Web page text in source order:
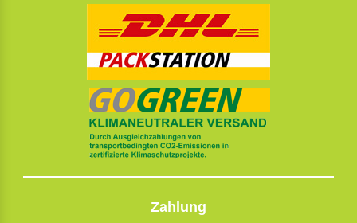
Zahlung